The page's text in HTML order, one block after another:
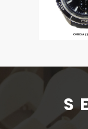
OMEGA (